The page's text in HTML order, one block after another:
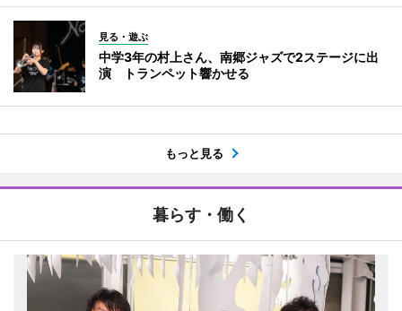
見る・遊ぶ
中学3年の村上さん、南郷ジャズで2ステージに出
演 トランペット響かせる
もっと見る
暮らす・働く